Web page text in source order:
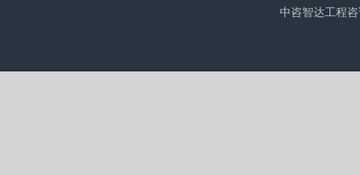
中咨智达工程